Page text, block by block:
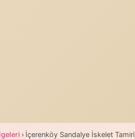
› İçerenköy Sandalye İskelet Tamiri